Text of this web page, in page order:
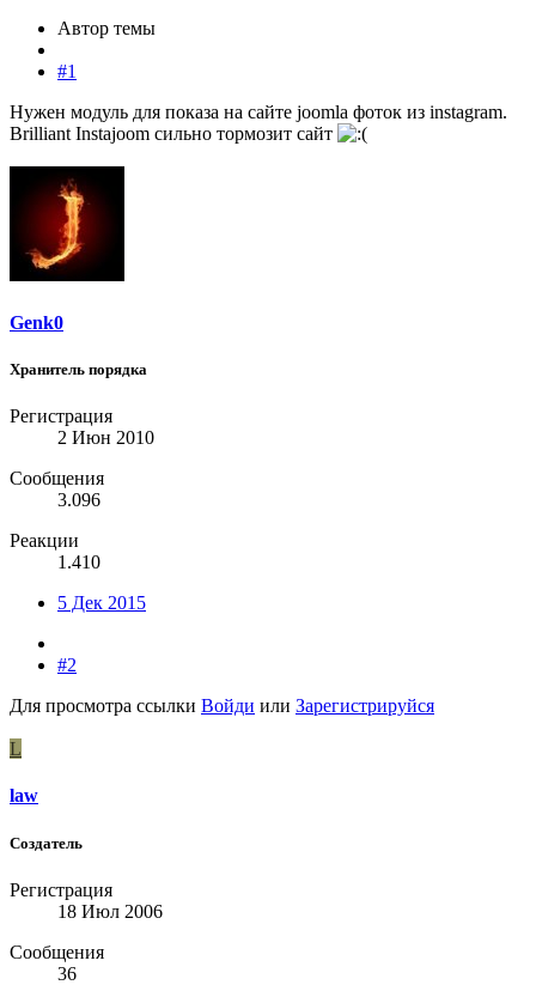
Автор темы
#1
Нужен модуль для показа на сайте joomla фоток из instagram.
Brilliant Instajoom сильно тормозит сайт
Genk0
Хранитель порядка
Регистрация
2 Июн 2010
Сообщения
3.096
Реакции
1.410
5 Дек 2015
#2
Для просмотра ссылки Войди или Зарегистрируйся
L
law
Создатель
Регистрация
18 Июл 2006
Сообщения
36